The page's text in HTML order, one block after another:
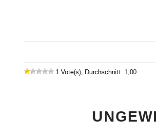
1 Vote(s), Durchschnitt: 1,00